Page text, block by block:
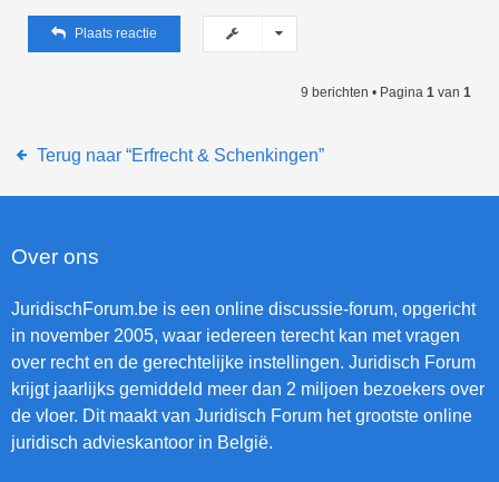
Plaats reactie
9 berichten • Pagina 1 van 1
Terug naar “Erfrecht & Schenkingen”
Over ons
JuridischForum.be is een online discussie-forum, opgericht
in november 2005, waar iedereen terecht kan met vragen
over recht en de gerechtelijke instellingen. Juridisch Forum
krijgt jaarlijks gemiddeld meer dan 2 miljoen bezoekers over
de vloer. Dit maakt van Juridisch Forum het grootste online
juridisch advieskantoor in België.